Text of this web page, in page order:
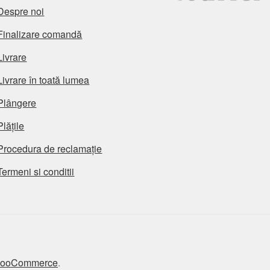
noi
comandă
în toată lumea
de reclamație
si conditii
.